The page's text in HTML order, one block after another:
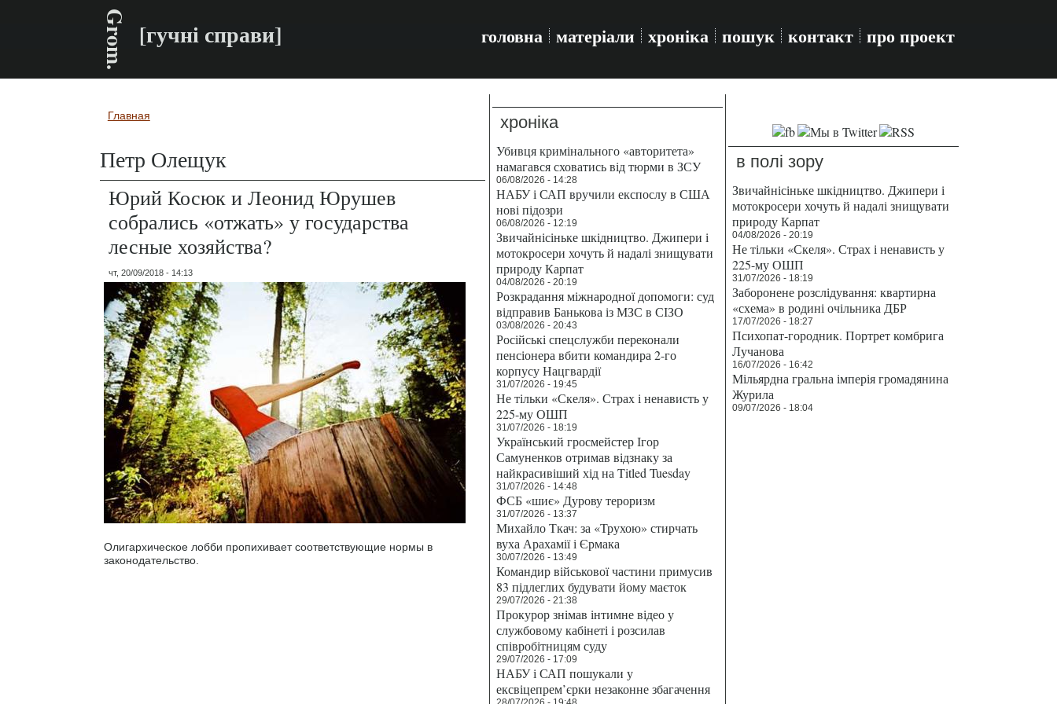
Grom. [гучні справи] головна матеріали хроніка пошук контакт про проект
Вы здесь
Главная
Петр Олещук
Юрий Косюк и Леонид Юрушев
собрались «отжать» у государства
лесные хозяйства?
чт, 20/09/2018 - 14:13
Олигархическое лобби пропихивает соответствующие нормы в
законодательство.
хроніка
Убивця кримінального «авторитета»
намагався сховатись від тюрми в ЗСУ
06/08/2026 - 14:28
НАБУ і САП вручили експослу в США
нові підозри
06/08/2026 - 12:19
Звичайнісіньке шкідництво. Джипери і
мотокросери хочуть й надалі знищувати
природу Карпат
04/08/2026 - 20:19
Розкрадання міжнародної допомоги: суд
відправив Банькова із МЗС в СІЗО
03/08/2026 - 20:43
Російські спецслужби переконали
пенсіонера вбити командира 2-го
корпусу Нацгвардії
31/07/2026 - 19:45
Не тільки «Скеля». Страх і ненависть у
225-му ОШП
31/07/2026 - 18:19
Український гросмейстер Ігор
Самуненков отримав відзнаку за
найкрасивіший хід на Titled Tuesday
31/07/2026 - 14:48
ФСБ «шиє» Дурову тероризм
31/07/2026 - 13:37
Михайло Ткач: за «Трухою» стирчать
вуха Арахамії і Єрмака
30/07/2026 - 13:49
Командир військової частини примусив
83 підлеглих будувати йому маєток
29/07/2026 - 21:38
Прокурор знімав інтимне відео у
службовому кабінеті і розсилав
співробітницям суду
29/07/2026 - 17:09
НАБУ і САП пошукали у
ексвіцепрем’єрки незаконне збагачення
в полі зору
Звичайнісіньке шкідництво. Джипери і
мотокросери хочуть й надалі знищувати
природу Карпат
04/08/2026 - 20:19
Не тільки «Скеля». Страх і ненависть у
225-му ОШП
31/07/2026 - 18:19
Заборонене розслідування: квартирна
«схема» в родині очільника ДБР
17/07/2026 - 18:27
Психопат-городник. Портрет комбрига
Лучанова
16/07/2026 - 16:42
Мільярдна гральна імперія громадянина
Журила
09/07/2026 - 18:04